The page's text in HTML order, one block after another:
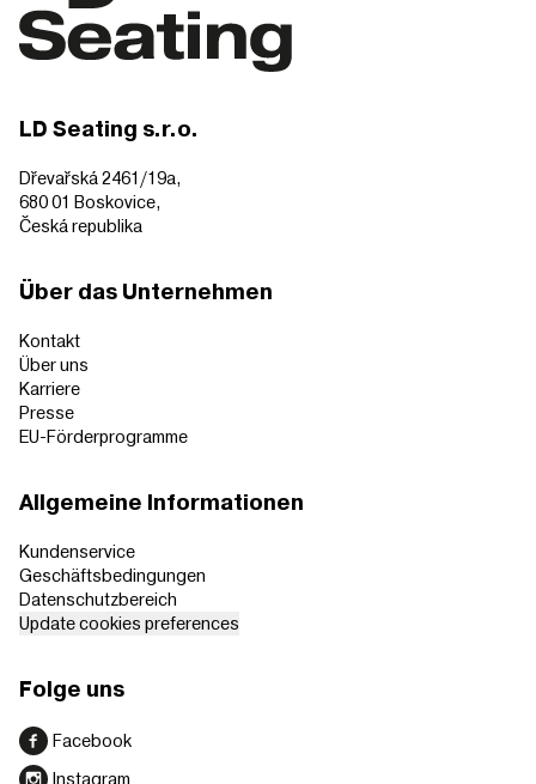
LD Seating s.r.o.
Dřevařská 2461/19a,
680 01 Boskovice,
Česká republika
Über das Unternehmen
Kontakt
Über uns
Karriere
Presse
EU-Förderprogramme
Allgemeine Informationen
Kundenservice
Geschäftsbedingungen
Datenschutzbereich
Update cookies preferences
Folge uns
Facebook
Instagram